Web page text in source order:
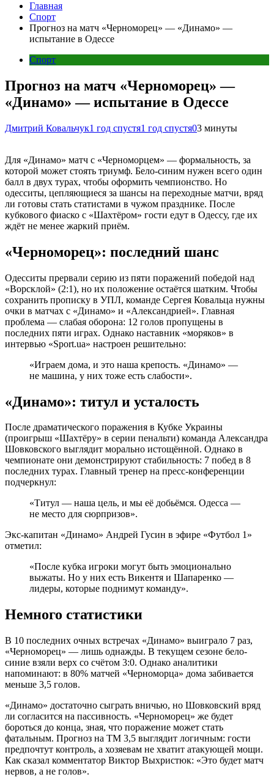
Главная
Спорт
Прогноз на матч «Черноморец» — «Динамо» —
испытание в Одессе
Спорт
Прогноз на матч «Черноморец» —
«Динамо» — испытание в Одессе
Дмитрий Ковальчук1 год спустя1 год спустя03 минуты
Для «Динамо» матч с «Черноморцем» — формальность, за
которой может стоять триумф. Бело-синим нужен всего один
балл в двух турах, чтобы оформить чемпионство. Но
одесситы, цепляющиеся за шансы на переходные матчи, вряд
ли готовы стать статистами в чужом празднике. После
кубкового фиаско с «Шахтёром» гости едут в Одессу, где их
ждёт не менее жаркий приём.
«Черноморец»: последний шанс
Одесситы прервали серию из пяти поражений победой над
«Ворсклой» (2:1), но их положение остаётся шатким. Чтобы
сохранить прописку в УПЛ, команде Сергея Ковальца нужны
очки в матчах с «Динамо» и «Александрией». Главная
проблема — слабая оборона: 12 голов пропущены в
последних пяти играх. Однако наставник «моряков» в
интервью «Sport.ua» настроен решительно:
«Играем дома, и это наша крепость. «Динамо» —
не машина, у них тоже есть слабости».
«Динамо»: титул и усталость
После драматического поражения в Кубке Украины
(проигрыш «Шахтёру» в серии пенальти) команда Александра
Шовковского выглядит морально истощённой. Однако в
чемпионате они демонстрируют стабильность: 7 побед в 8
последних турах. Главный тренер на пресс-конференции
подчеркнул:
«Титул — наша цель, и мы её добьёмся. Одесса —
не место для сюрпризов».
Экс-капитан «Динамо» Андрей Гусин в эфире «Футбол 1»
отметил:
«После кубка игроки могут быть эмоционально
выжаты. Но у них есть Викентя и Шапаренко —
лидеры, которые поднимут команду».
Немного статистики
В 10 последних очных встречах «Динамо» выиграло 7 раз,
«Черноморец» — лишь однажды. В текущем сезоне бело-
синие взяли верх со счётом 3:0. Однако аналитики
напоминают: в 80% матчей «Черноморца» дома забивается
меньше 3,5 голов.
«Динамо» достаточно сыграть вничью, но Шовковский вряд
ли согласится на пассивность. «Черноморец» же будет
бороться до конца, зная, что поражение может стать
фатальным. Прогноз на ТМ 3,5 выглядит логичным: гости
предпочтут контроль, а хозяевам не хватит атакующей мощи.
Как сказал комментатор Виктор Выхристюк: «Это будет матч
нервов, а не голов».